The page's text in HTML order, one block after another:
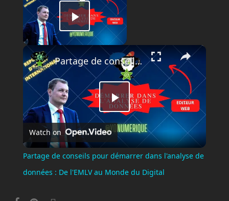
Play Video
Now Playing
×
Play
Video
Partage de conseils pour démarrer dans l'analyse de données : De l'EMLV au Monde du Digital
Watch on
Partage de conseils pour démarrer dans l'analyse de
données : De l'EMLV au Monde du Digital